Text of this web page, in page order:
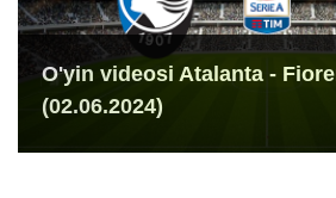
O'yin videosi Atalanta -
(02.06.2024)